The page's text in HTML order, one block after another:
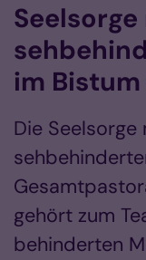
im
Die
gehört zum
behinderten